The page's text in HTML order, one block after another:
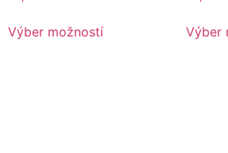
Výber možností Výber